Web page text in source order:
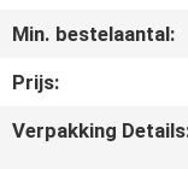
ONS
Min. bestelaantal:
Prijs:
Verpakking